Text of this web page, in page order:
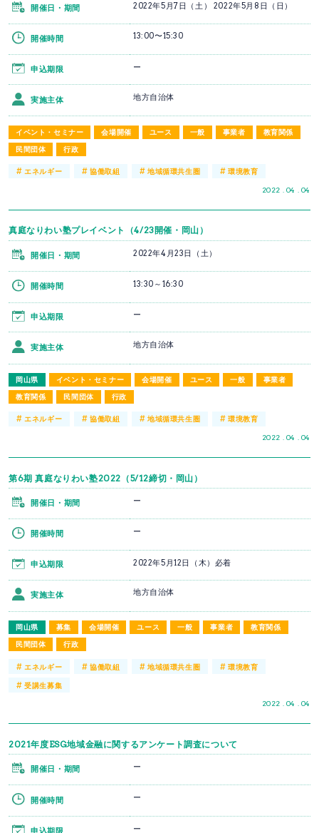
イベント・セミナー 会場開催 ユース 一般 事業者
教育関係
民間団体
行政
2022 . 04 . 04
開催日・期間 2022年5月7日（土） 2022年5月8日（日）
開催時間 13:00〜15:30
申込期限 ー
実施主体 地方自治体
#エネルギー # 協働取組 #地域循環共生圏 # 環境教育
真庭なりわい塾プレイベント（4/23開催・岡山）
岡山県 イベント・セミナー 会場開催 ユース 一般
事業者
教育関係
民間団体 行政
2022 . 04 . 04
開催日・期間 2022年4月23日（土）
開催時間 13:30～16:30
申込期限 ー
実施主体 地方自治体
#エネルギー # 協働取組 #地域循環共生圏 # 環境教育
第6期 真庭なりわい塾2022（5/12締切・岡山）
岡山県 募集 会場開催 ユース 一般 事業者
教育関係
民間団体
行政
2022 . 04 . 04
開催日・期間 ー
開催時間 ー
申込期限 2022年5月12日（木）必着
実施主体 地方自治体
# エネルギー # 協働取組 #地域循環共生圏 # 環境教育
#受講生募集
2021年度ESG地域金融に関するアンケート調査について
開催日・期間 ー
開催時間 ー
申込期限 ー